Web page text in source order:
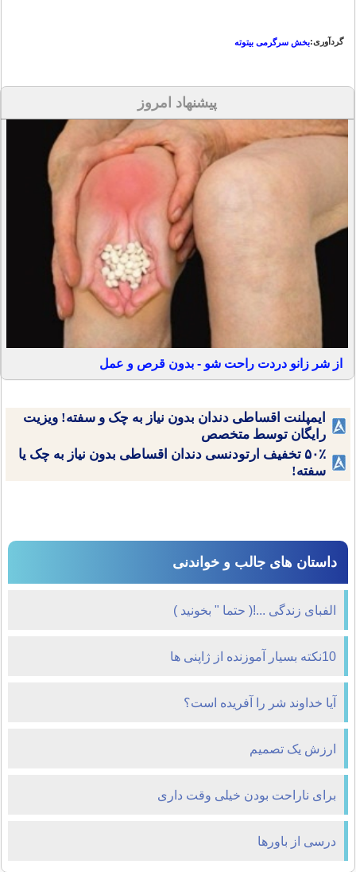
گردآوری:بخش سرگرمی بیتوته
پیشنهاد امروز
از شر زانو دردت راحت شو - بدون قرص و عمل
ایمپلنت اقساطی دندان بدون نیاز به چک و سفته! ویزیت
رایگان توسط متخصص
۵۰٪ تخفیف ارتودنسی دندان اقساطی بدون نیاز به چک یا
سفته!
داستان های جالب و خواندنی
الفبای زندگی ...!( حتما " بخونيد )
10نکته بسیار آموزنده از ژاپنی ها
آیا خداوند شر را آفریده است؟
ارزش یک تصمیم
برای ناراحت بودن خیلی وقت داری
درسی از باورها